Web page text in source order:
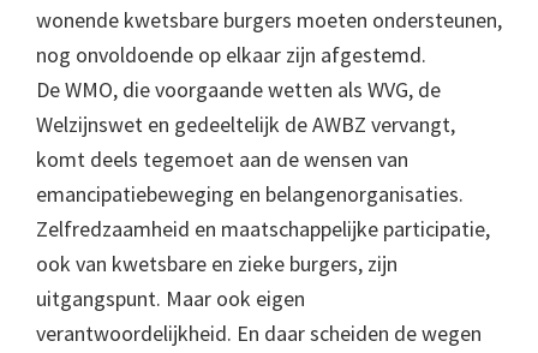
wonende kwetsbare burgers moeten ondersteunen,
nog onvoldoende op elkaar zijn afgestemd.
De WMO, die voorgaande wetten als WVG, de
Welzijnswet en gedeeltelijk de AWBZ vervangt,
komt deels tegemoet aan de wensen van
emancipatiebeweging en belangenorganisaties.
Zelfredzaamheid en maatschappelijke participatie,
ook van kwetsbare en zieke burgers, zijn
uitgangspunt. Maar ook eigen
verantwoordelijkheid. En daar scheiden de wegen